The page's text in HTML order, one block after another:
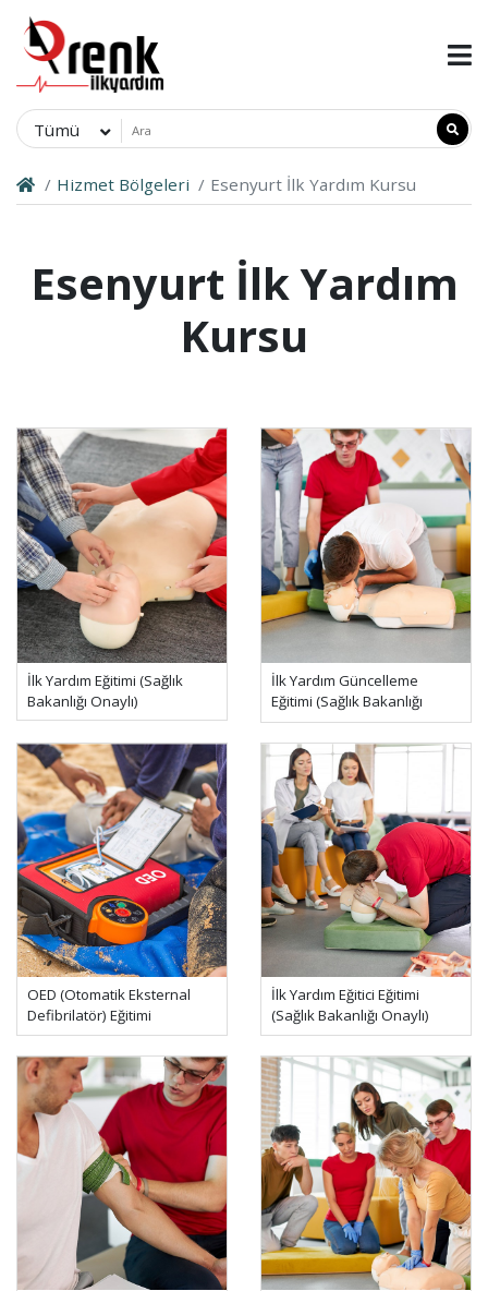
Tümü
Hizmet Bölgeleri Esenyurt İlk Yardım Kursu
Esenyurt İlk Yardım
Kursu
İlk Yardım Eğitimi (Sağlık
Bakanlığı Onaylı)
İlk Yardım Güncelleme
Eğitimi (Sağlık Bakanlığı
Onaylı)
OED (Otomatik Eksternal
Defibrilatör) Eğitimi
İlk Yardım Eğitici Eğitimi
(Sağlık Bakanlığı Onaylı)